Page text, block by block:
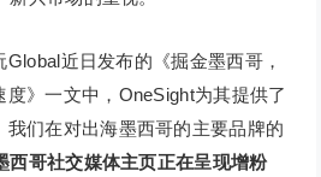
近日发布的《掘金墨西哥，
》一文中，OneSight为其提供了
们在对出海墨西哥的主要品牌的
西哥社交媒体主页正在呈现增粉